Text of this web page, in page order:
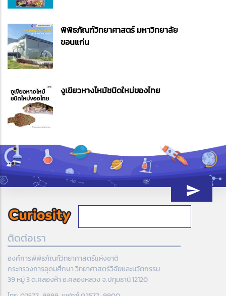
พิพิธภัณฑ์วิทยาศาสตร์ มหาวิทยาลัย
ขอนแก่น
งูเขียวหางไหม้ชนิดใหม่ของไทย
ติดต่อเรา
องค์การพิพิธภัณฑ์วิทยาศาสตร์แห่งชาติ
กระทรวงการอุดมศึกษา วิทยาศาสตร์วิจัยและนวัตกรรม
39 หมู่ 3 ต.คลองห้า อ.คลองหลวง จ.ปทุมธานี 12120